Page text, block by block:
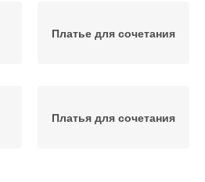
Платье для сочетания
Платья для сочетания